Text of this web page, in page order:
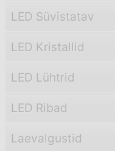
LED Süvistatav
LED Kristallid
LED Lühtrid
LED Ribad
Laevаlgustid